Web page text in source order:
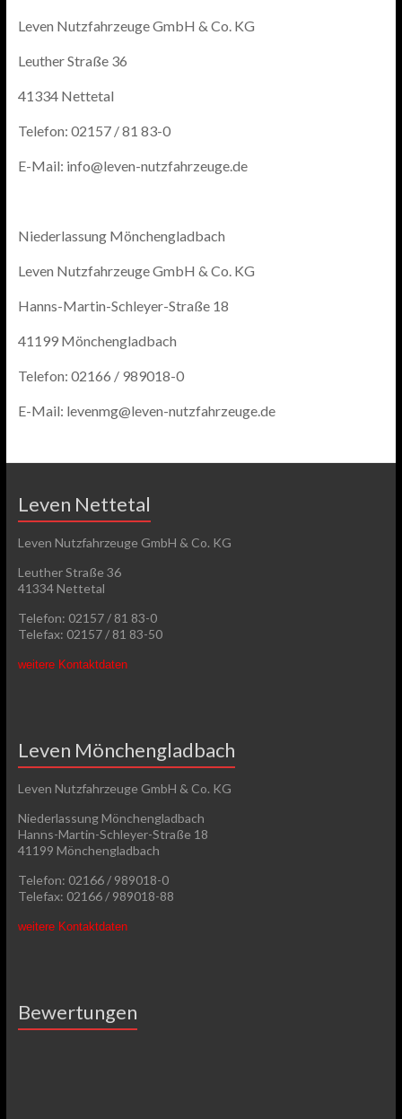
Leven Nutzfahrzeuge GmbH & Co. KG
Leuther Straße 36
41334 Nettetal
Telefon: 02157 / 81 83-0
E-Mail: info@leven-nutzfahrzeuge.de
Niederlassung Mönchengladbach
Leven Nutzfahrzeuge GmbH & Co. KG
Hanns-Martin-Schleyer-Straße 18
41199 Mönchengladbach
Telefon: 02166 / 989018-0
E-Mail: levenmg@leven-nutzfahrzeuge.de
Leven Nettetal
Leven Nutzfahrzeuge GmbH & Co. KG
Leuther Straße 36
41334 Nettetal
Telefon: 02157 / 81 83-0
Telefax: 02157 / 81 83-50
weitere Kontaktdaten
Leven Mönchengladbach
Leven Nutzfahrzeuge GmbH & Co. KG
Niederlassung Mönchengladbach
Hanns-Martin-Schleyer-Straße 18
41199 Mönchengladbach
Telefon: 02166 / 989018-0
Telefax: 02166 / 989018-88
weitere Kontaktdaten
Bewertungen